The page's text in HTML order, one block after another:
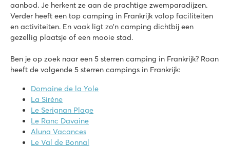
Mayotte Vacances
Mayotte Vacances
Frankrijk - Zuid-Frankrijk - Les Landes - Biscarrosse
Geweldig waterpark met glijbanen
Veel sportieve activiteiten voor het hele gezin
Direct aan het meer van Cazaux et de Sanguinet
Domaine de la Brèche
Domaine de la Brèche
Frankrijk - Midden-Frankrijk - Loire - Varennes-sur-Loire
aanbod. Je herkent ze aan de prachtige zwemparadijzen.
Verder heeft een top camping in Frankrijk volop faciliteiten
en activiteiten. En vaak ligt zo’n camping dichtbij een
gezellig plaatsje of een mooie stad.
Ben je op zoek naar een 5 sterren camping in Frankrijk? Roan
heeft de volgende 5 sterren campings in Frankrijk:
Domaine de la Yole
La Sirène
Le Serignan Plage
Le Ranc Davaine
Aluna Vacances
Le Val de Bonnal